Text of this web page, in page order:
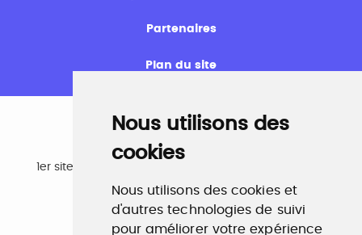
Nous utilisons des
cookies
Nous utilisons des cookies et
d'autres technologies de suivi
pour améliorer votre expérience
Partenaires
Plan du site
Emploi
1er site emploi du secteur culturel 784.000 visites et
www.profilculture.com